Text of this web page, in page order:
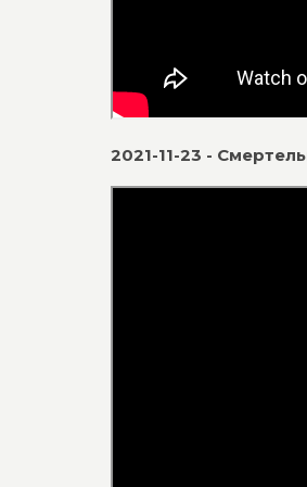
2021-11-23 -